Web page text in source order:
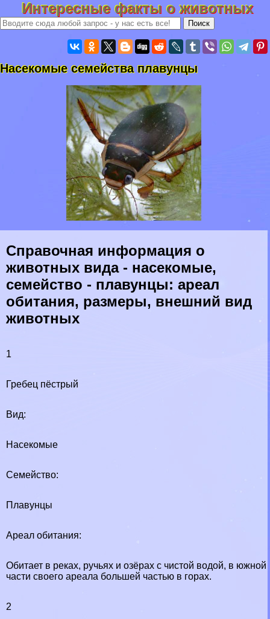
Интересные факты о животных
Насекомые семейства плавунцы
Справочная информация о
животных вида - насекомые,
семейство - плавунцы: ареал
обитания, размеры, внешний вид
животных
1
Гребец пёстрый
Вид:
Насекомые
Семейство:
Плавунцы
Ареал обитания:
Обитает в реках, ручьях и озёрах с чистой водой, в южной
части своего ареала большей частью в горах.
2